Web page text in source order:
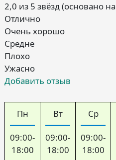
2,0 из 5 звёзд (основано
Отлично
Очень хорошо
Средне
Плохо
Ужасно
Добавить отзыв
Пн
09:00-
18:00
Вт
09:00-
18:00
Ср
09:00-
18:00